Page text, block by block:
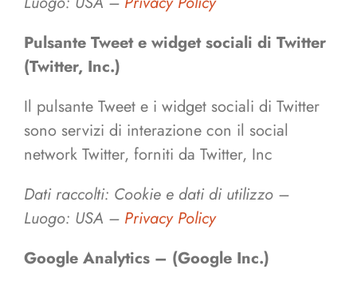
Pulsante Tweet e widget sociali di Twitter
(Twitter, Inc.)
Il pulsante Tweet e i widget sociali di Twitter
sono servizi di interazione con il social
network Twitter, forniti da Twitter, Inc
Dati raccolti: Cookie e dati di utilizzo –
Luogo: USA – Privacy Policy
Google Analytics – (Google Inc.)